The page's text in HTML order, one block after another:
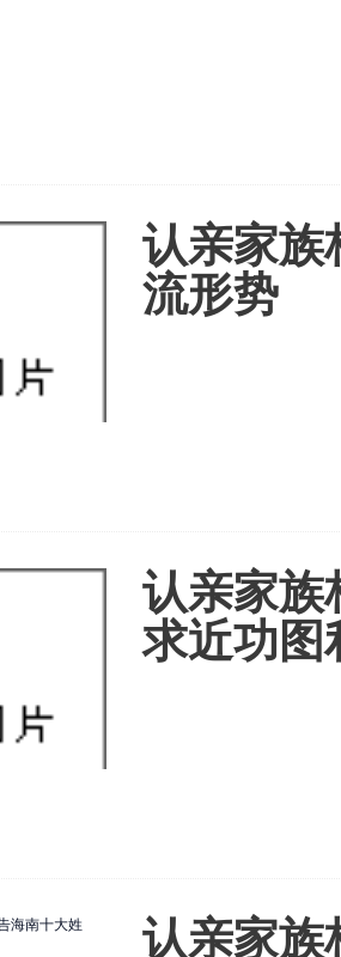
认亲家族
流形势
认亲家族
求近功图
认亲家族